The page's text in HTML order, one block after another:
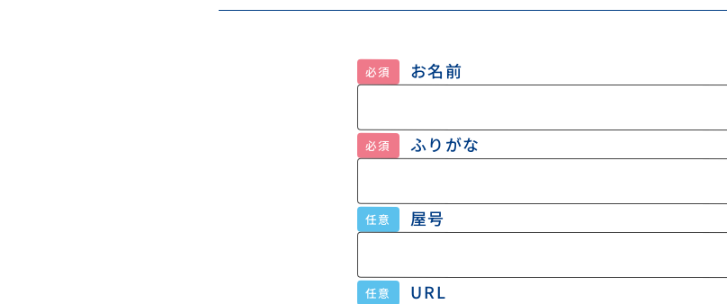
必須 お名前
必須 ふりがな
任意 屋号
任意 URL